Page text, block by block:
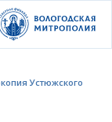
Устюжского